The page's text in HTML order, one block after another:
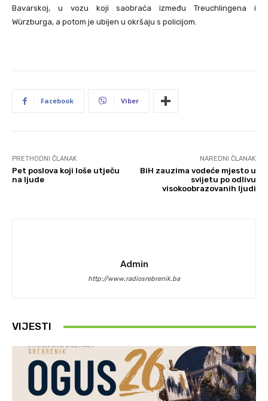
Bavarskoj, u vozu koji saobraća između Treuchlingena i
Würzburga, a potom je ubijen u okršaju s policijom.
Facebook Viber
PRETHODNI ČLANAK
Pet poslova koji loše utječu
na ljude
NAREDNI ČLANAK
BiH zauzima vodeće mjesto u
svijetu po odlivu
visokoobrazovanih ljudi
Admin
http://www.radiosrebrenik.ba
VIJESTI